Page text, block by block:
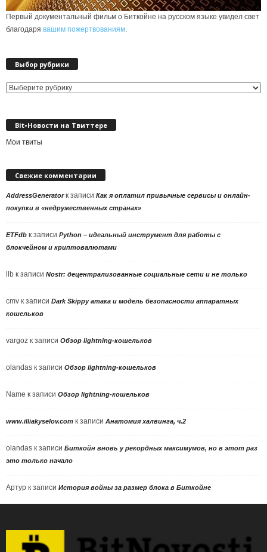
Первый документальный фильм о Биткойне на русском языке увидел свет
благодаря вашим пожертвованиям.
Выбор рубрики
Выбор
Bit•Новости на Твиттере
Мои твиты
Свежие комментарии
AddressGeneratorк записи Как я оплатил привычные сервисы и онлайн-
покупки в «недружественных странах»
ETFdb к записи Python – идеальный инструмент для работы с
блокчейном и криптовалютами
llb к записи Nostr: децентрализованные социальные сети и не только
cmv к записи Dark Skippy атака и модель безопасности аппаратных
кошельков
vargoz к записи Обзор lightning-кошельков
olandas к записи Обзор lightning-кошельков
Name к записи Обзор lightning-кошельков
www.illiakyselov.com к записи Анатомия халвинга, ч.2
olandas к записи Биткойн вновь у рекордных максимумов, но в этот раз
это только начало
Артур к записи История войны за размер блока в Биткойне